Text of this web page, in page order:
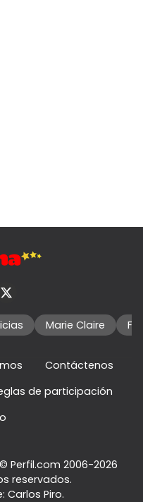
Marie Claire
Contáctenos
de participación
Perfil.com 2006-2026
reservados.
Carlos Piro.